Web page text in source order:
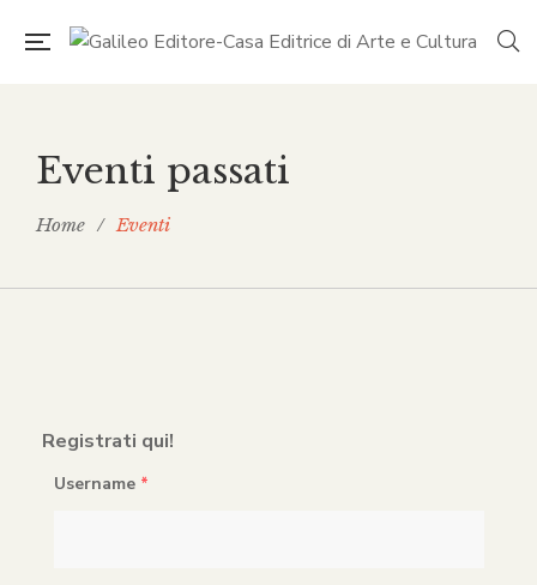
Eventi passati
Home / Eventi
Registrati qui!
Username *